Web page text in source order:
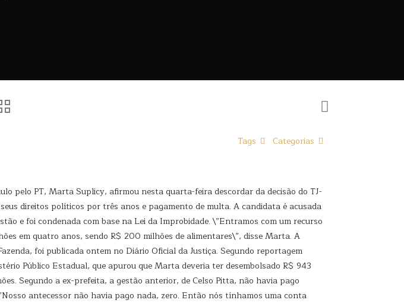
Categorias
Tags
pelo PT, Marta Suplicy, afirmou nesta quarta-feira descordar da decisão do TJ-
direitos políticos por três anos e pagamento de multa. A candidata é acusada
e foi condenada com base na Lei da Improbidade. \”Entramos com um recurso
em quatro anos, sendo R$ 200 milhões de alimentares\”, disse Marta. A
foi publicada ontem no Diário Oficial da Justiça. Segundo reportagem
Público Estadual, que apurou que Marta deveria ter desembolsado R$ 943
Segundo a ex-prefeita, a gestão anterior, de Celso Pitta, não havia pago
antecessor não havia pago nada, zero. Então nós tínhamos uma conta